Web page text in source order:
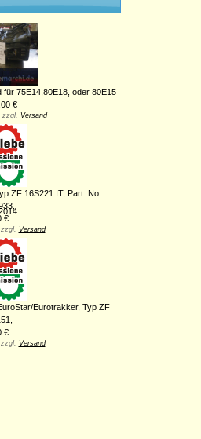
75E14,80E18, oder 80E15
€
zzgl. Versand
ZF 16S221 IT, Part. No.
€
Versand
Eurotrakker, Typ ZF
€
Versand